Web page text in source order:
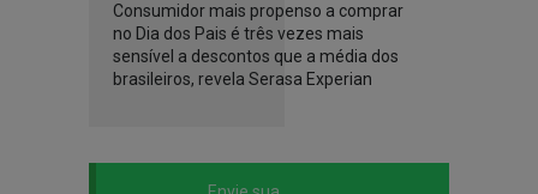
Consumidor mais propenso a comprar
no Dia dos Pais é três vezes mais
sensível a descontos que a média dos
brasileiros, revela Serasa Experian